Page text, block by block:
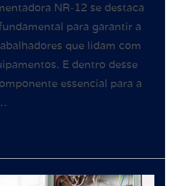
NR-12 se destaca
para garantir a
que lidam com
E dentro desse
essencial para a